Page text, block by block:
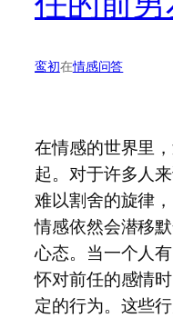
鸾初在情感问答
在情感的世界里
起。对于许多人
难以割舍的旋律
情感依然会潜移
心态。当一个人
怀对前任的感情
定的行为。这些